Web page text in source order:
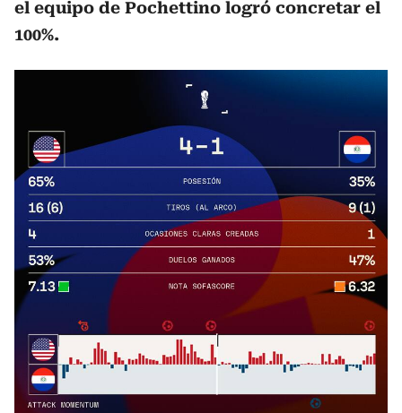
el equipo de Pochettino logró concretar el
100%.